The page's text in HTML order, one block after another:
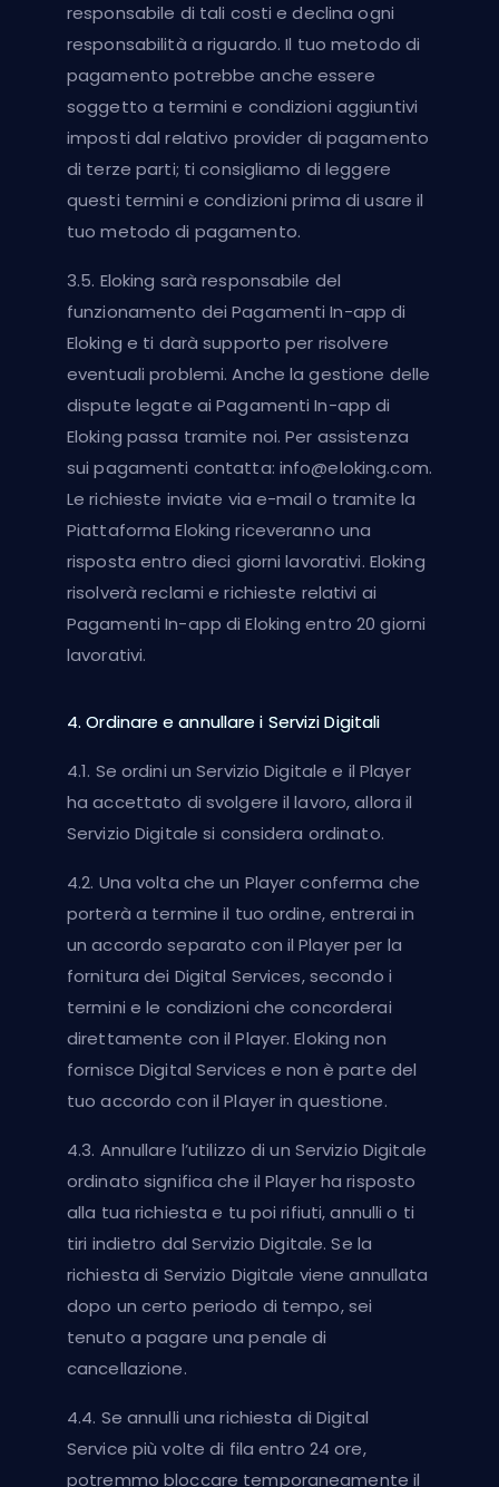
responsabile di tali costi e declina ogni
responsabilità a riguardo. Il tuo metodo di
pagamento potrebbe anche essere
soggetto a termini e condizioni aggiuntivi
imposti dal relativo provider di pagamento
di terze parti; ti consigliamo di leggere
questi termini e condizioni prima di usare il
tuo metodo di pagamento.
3.5. Eloking sarà responsabile del
funzionamento dei Pagamenti In-app di
Eloking e ti darà supporto per risolvere
eventuali problemi. Anche la gestione delle
dispute legate ai Pagamenti In-app di
Eloking passa tramite noi. Per assistenza
sui pagamenti contatta: info@eloking.com.
Le richieste inviate via e-mail o tramite la
Piattaforma Eloking riceveranno una
risposta entro dieci giorni lavorativi. Eloking
risolverà reclami e richieste relativi ai
Pagamenti In-app di Eloking entro 20 giorni
lavorativi.
4. Ordinare e annullare i Servizi Digitali
4.1. Se ordini un Servizio Digitale e il Player
ha accettato di svolgere il lavoro, allora il
Servizio Digitale si considera ordinato.
4.2. Una volta che un Player conferma che
porterà a termine il tuo ordine, entrerai in
un accordo separato con il Player per la
fornitura dei Digital Services, secondo i
termini e le condizioni che concorderai
direttamente con il Player. Eloking non
fornisce Digital Services e non è parte del
tuo accordo con il Player in questione.
4.3. Annullare l’utilizzo di un Servizio Digitale
ordinato significa che il Player ha risposto
alla tua richiesta e tu poi rifiuti, annulli o ti
tiri indietro dal Servizio Digitale. Se la
richiesta di Servizio Digitale viene annullata
dopo un certo periodo di tempo, sei
tenuto a pagare una penale di
cancellazione.
4.4. Se annulli una richiesta di Digital
Service più volte di fila entro 24 ore,
potremmo bloccare temporaneamente il